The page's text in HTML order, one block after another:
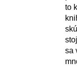
to
sa